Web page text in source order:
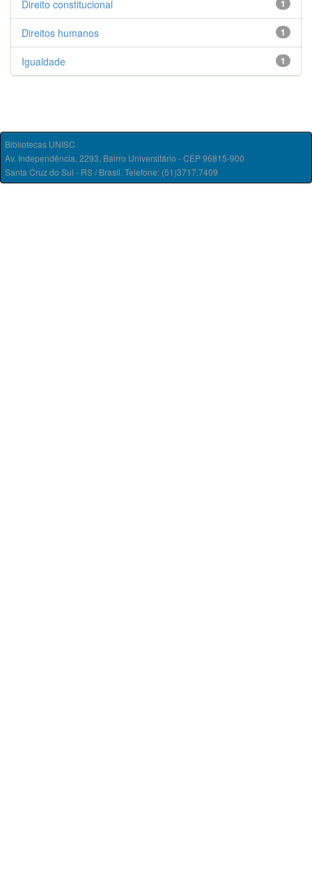
1
Direito constitucional
1
Direitos humanos
1
Igualdade
Bibliotecas UNISC
Av. Independência, 2293, Bairro Universitário - CEP 96815-900
Santa Cruz do Sul - RS / Brasil. Telefone: (51)3717.7409